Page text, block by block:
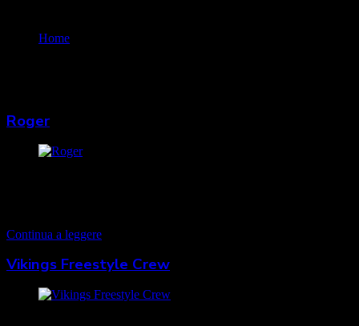
Home
Roger
Continua a leggere
Vikings Freestyle Crew